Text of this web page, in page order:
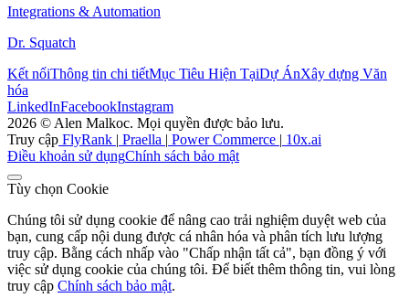
Integrations & Automation
Dr. Squatch
Kết nốiThông tin chi tiếtMục Tiêu Hiện TạiDự ÁnXây dựng Văn
hóa
LinkedInFacebookInstagram
2026 © Alen Malkoc. Mọi quyền được bảo lưu.
Truy cập FlyRank | Praella | Power Commerce | 10x.ai
Điều khoản sử dụngChính sách bảo mật
Tùy chọn Cookie
Chúng tôi sử dụng cookie để nâng cao trải nghiệm duyệt web của
bạn, cung cấp nội dung được cá nhân hóa và phân tích lưu lượng
truy cập. Bằng cách nhấp vào "Chấp nhận tất cả", bạn đồng ý với
việc sử dụng cookie của chúng tôi. Để biết thêm thông tin, vui lòng
truy cập Chính sách bảo mật.